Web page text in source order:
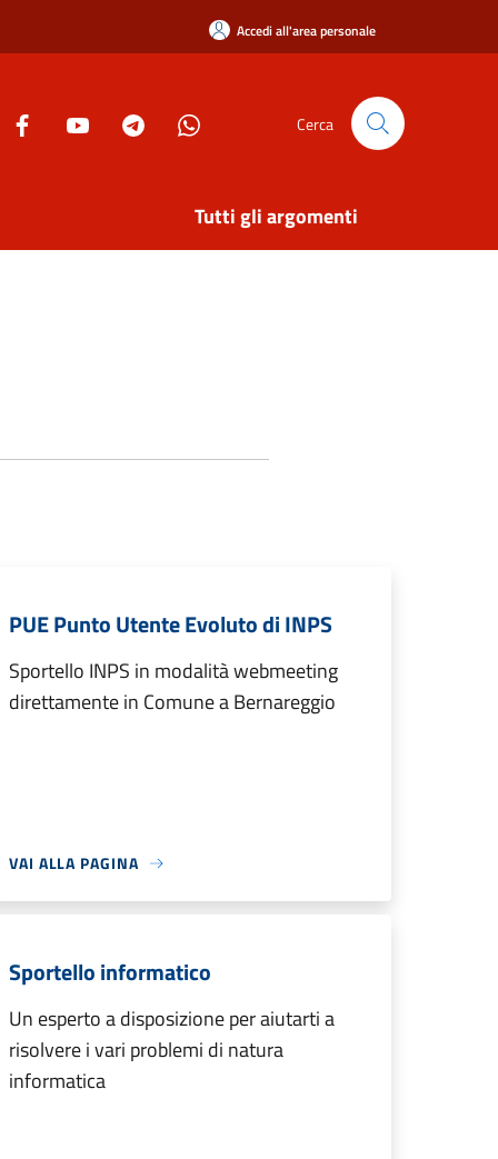
Accedi all'area personale
Cerca
Tutti gli argomenti
PUE Punto Utente Evoluto di INPS
Sportello INPS in modalità webmeeting
direttamente in Comune a Bernareggio
VAI ALLA PAGINA
Sportello informatico
Un esperto a disposizione per aiutarti a
risolvere i vari problemi di natura
informatica